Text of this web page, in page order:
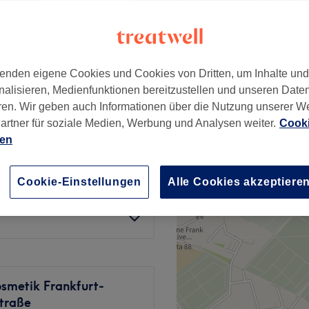
ab 143,65 €
Spare bis zu 30%
ab 211,65 €
Spare bis zu 17%
Frankfurt-
eigene Cookies und Cookies von Dritten, um Inhalte
Medienfunktionen bereitzustellen und unseren
Wir geben auch Informationen über die Nutzung unserer
für soziale Medien, Werbung und Analysen weiter.
Cookie-Einstellungen Alle Cookies akzeptieren